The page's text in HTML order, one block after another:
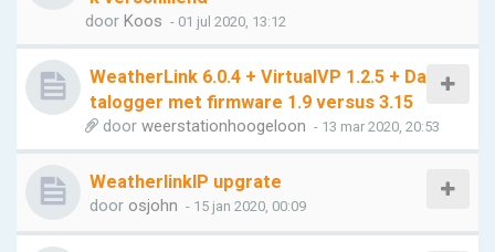
door Koos - 01 jul 2020, 13:12
WeatherLink 6.0.4 + VirtualVP 1.2.5 + Da
talogger met firmware 1.9 versus 3.15
door weerstationhoogeloon - 13 mar 2020, 20:53
WeatherlinkIP upgrate
door osjohn - 15 jan 2020, 00:09